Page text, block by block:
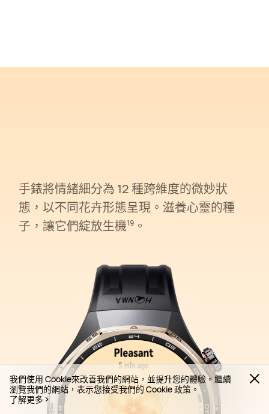
我們使用 Cookie來改善我們的網站，並提升您的體驗。繼續
瀏覽我們的網站，表示您接受我們的 Cookie 政策。
了解更多
手錶將情緒細分為 12 種跨維度的微妙狀
態，以不同花卉形態呈現。滋養心靈的種
子，讓它們綻放生⁠機⁠19 。